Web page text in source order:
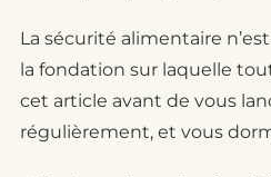
La sécurité alimentaire
la fondation sur laquelle
cet article avant de vous
régulièrement, et vous